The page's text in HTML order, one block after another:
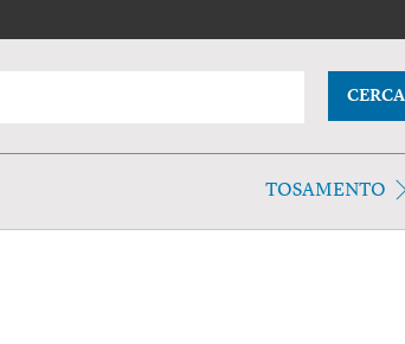
CERCA
TOSAMENTO